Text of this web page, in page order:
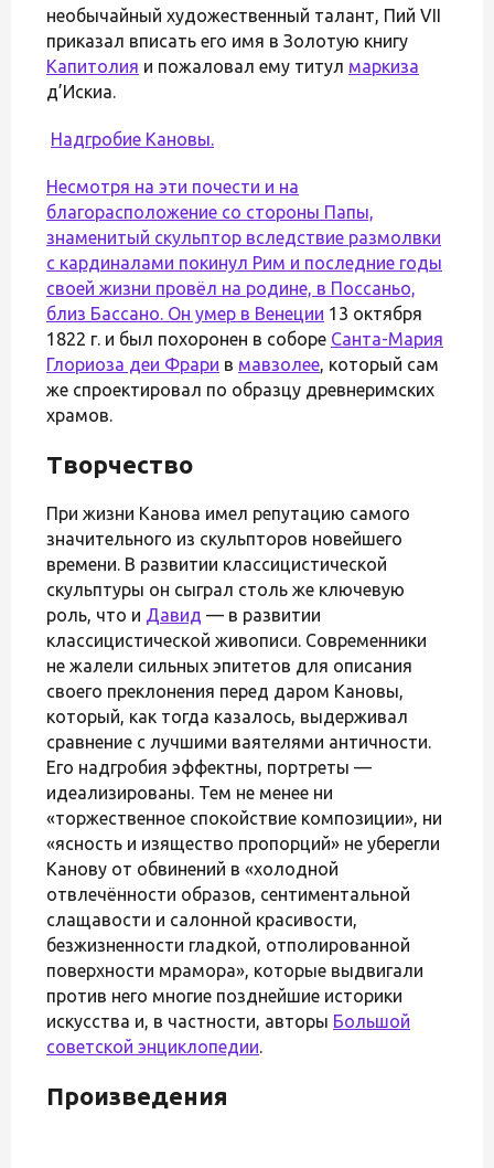
необычайный художественный талант, Пий VII
приказал вписать его имя в Золотую книгу
Капитолия и пожаловал ему титул маркиза
д’Искиа.
Надгробие Кановы.
Несмотря на эти почести и на
благорасположение со стороны Папы,
знаменитый скульптор вследствие размолвки
с кардиналами покинул Рим и последние годы
своей жизни провёл на родине, в Поссаньо,
близ Бассано. Он умер в Венеции 13 октября
1822 г. и был похоронен в соборе Санта-Мария
Глориоза деи Фрари в мавзолее, который сам
же спроектировал по образцу древнеримских
храмов.
Творчество
При жизни Канова имел репутацию самого
значительного из скульпторов новейшего
времени. В развитии классицистической
скульптуры он сыграл столь же ключевую
роль, что и Давид — в развитии
классицистической живописи. Современники
не жалели сильных эпитетов для описания
своего преклонения перед даром Кановы,
который, как тогда казалось, выдерживал
сравнение с лучшими ваятелями античности.
Его надгробия эффектны, портреты —
идеализированы. Тем не менее ни
«торжественное спокойствие композиции», ни
«ясность и изящество пропорций» не уберегли
Канову от обвинений в «холодной
отвлечённости образов, сентиментальной
слащавости и салонной красивости,
безжизненности гладкой, отполированной
поверхности мрамора», которые выдвигали
против него многие позднейшие историки
искусства и, в частности, авторы Большой
советской энциклопедии.
Произведения